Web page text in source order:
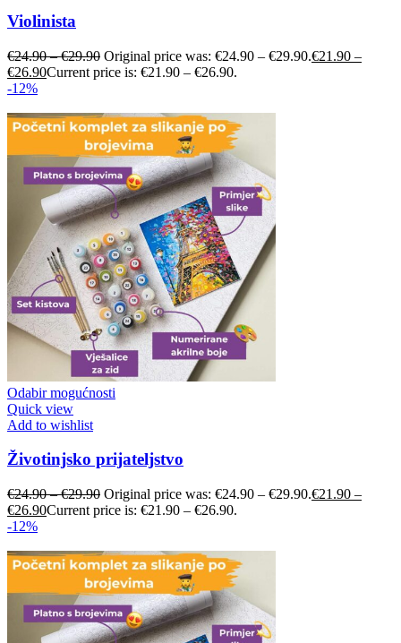
Violinista
€24.90–€29.90 Original price was: €24.90 – €29.90.€21.90 –
€26.90Current price is: €21.90 – €26.90.
-12%
Odabir mogućnosti
Quick view
Add to wishlist
Životinjsko prijateljstvo
€24.90–€29.90 Original price was: €24.90 – €29.90.€21.90 –
€26.90Current price is: €21.90 – €26.90.
-12%